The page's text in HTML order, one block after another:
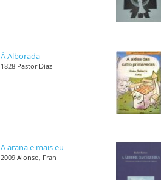
Á Alborada
1828 Pastor Díaz
A araña e mais eu
2009 Alonso, Fran